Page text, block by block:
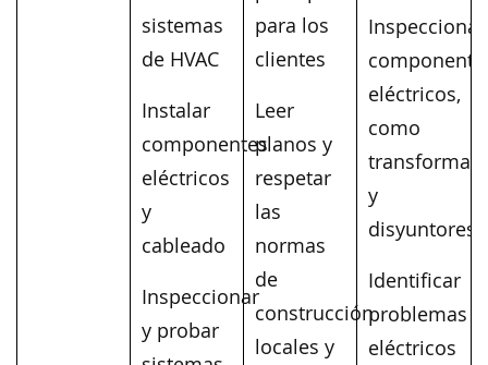
sistemas
de HVAC
Instalar
componentes
eléctricos
y
cableado
Inspeccionar
y probar
para los
clientes
Leer
planos y
respetar
las
normas
de
construcción
locales y
Inspeccionar
eléctricos,
como
y
disyuntores
Identificar
problemas
eléctricos